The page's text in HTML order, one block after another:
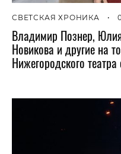
СВЕТСКАЯ ХРОНИКА •
Владимир Познер,
Новикова и другие на
Нижегородского